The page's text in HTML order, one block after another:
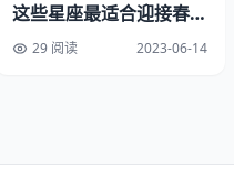
可避免的。在结婚前，要
这些星座最适合迎接春
天)29 阅读 2023-06-14